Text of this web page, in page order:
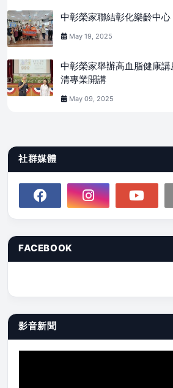
中彰榮家聯結彰化樂齡中
May 19, 2025
中彰榮家舉辦高血脂健康
清專業開講
May 09, 2025
社群媒體
FACEBOOK
影音新聞